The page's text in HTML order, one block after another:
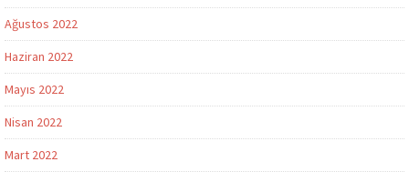
Ağustos 2022
Haziran 2022
Mayıs 2022
Nisan 2022
Mart 2022